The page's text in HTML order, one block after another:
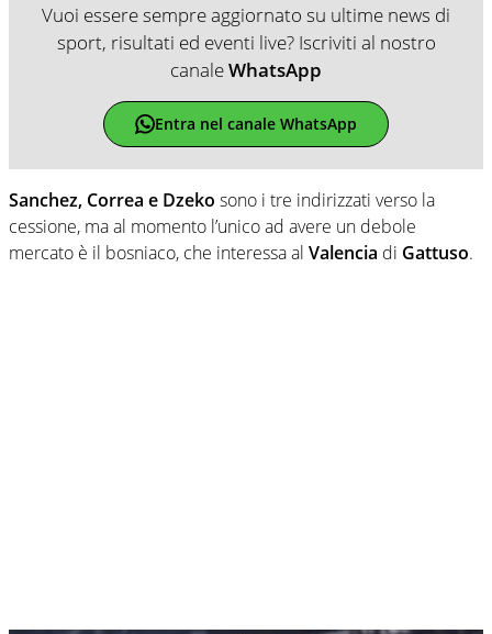
Vuoi essere sempre aggiornato su ultime news di
sport, risultati ed eventi live? Iscriviti al nostro
canaleWhatsApp
Entra nel canale WhatsApp
Sanchez, Correa e Dzeko sono i tre indirizzati verso la
cessione, ma al momento l’unico ad avere un debole
mercato è il bosniaco, che interessa al Valencia di Gattuso.